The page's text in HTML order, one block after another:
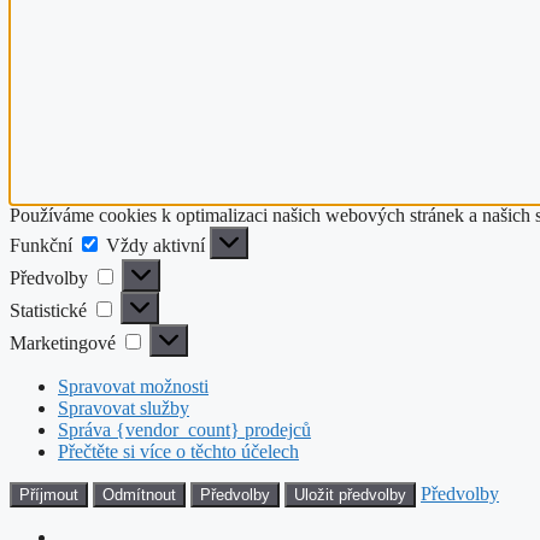
Používáme cookies k optimalizaci našich webových stránek a našich
Funkční
Funkční
Vždy aktivní
Předvolby
Předvolby
Statistické Statistické
Marketingové Marketingové
Spravovat možnosti
Spravovat služby
Správa {vendor_count} prodejců
Přečtěte si více o těchto účelech
Příjmout Odmítnout Předvolby Uložit předvolby Předvolby